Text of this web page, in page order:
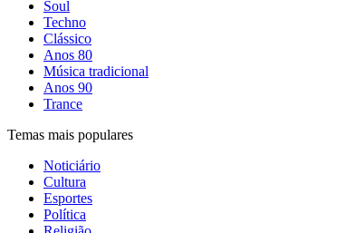
Soul
Techno
Clássico
Anos 80
Música tradicional
Anos 90
Trance
Temas mais populares
Noticiário
Cultura
Esportes
Política